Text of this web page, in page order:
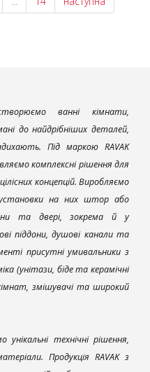
ванні кімнати,
до найдрібніших деталей,
Під маркою RAVAK
комплексні рішення для
концепцій. Виробляємо
на них штор або
та двері, зокрема й у
піддони, душові канали та
присутні умивальники з
(унітази, біде та керамічні
змішувачі та широкий
технічні рішення,
Продукція RAVAK з